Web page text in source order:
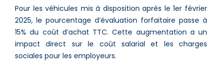
Pour les véhicules mis à disposition après le 1er février
2025, le pourcentage d’évaluation forfaitaire passe à
15% du coût d’achat TTC. Cette augmentation a un
impact direct sur le coût salarial et les charges
sociales pour les employeurs.